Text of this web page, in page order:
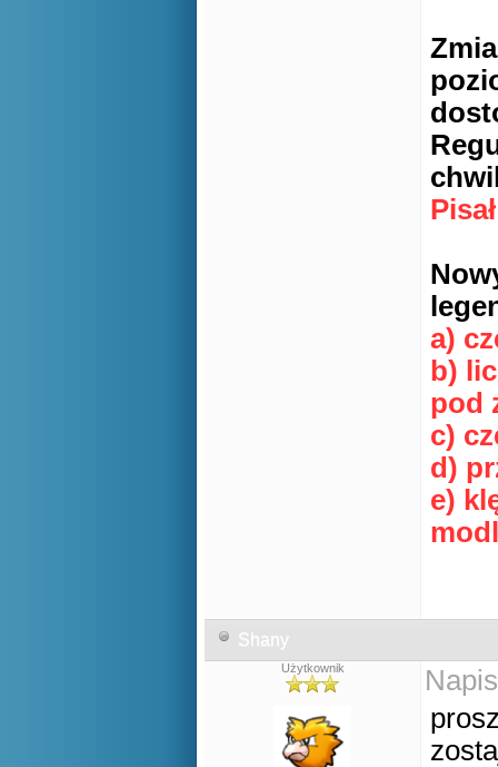
a)
b)
pod
c)
d)
e)
Shany
Użytkownik